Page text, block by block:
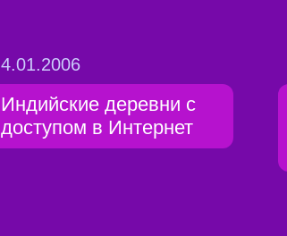
4.01.2006
Индийские деревни с
доступом в Интернет